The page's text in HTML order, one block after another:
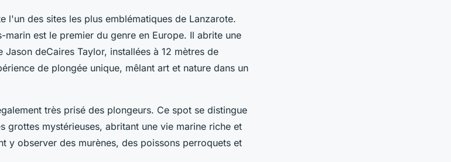
l'un des sites les plus emblématiques de Lanzarote.
marin est le premier du genre en Europe. Il abrite une
deCaires Taylor, installées à 12 mètres de
de plongée unique, mêlant art et nature dans un
très prisé des plongeurs. Ce spot se distingue
grottes mystérieuses, abritant une vie marine riche et
y observer des murènes, des poissons perroquets et